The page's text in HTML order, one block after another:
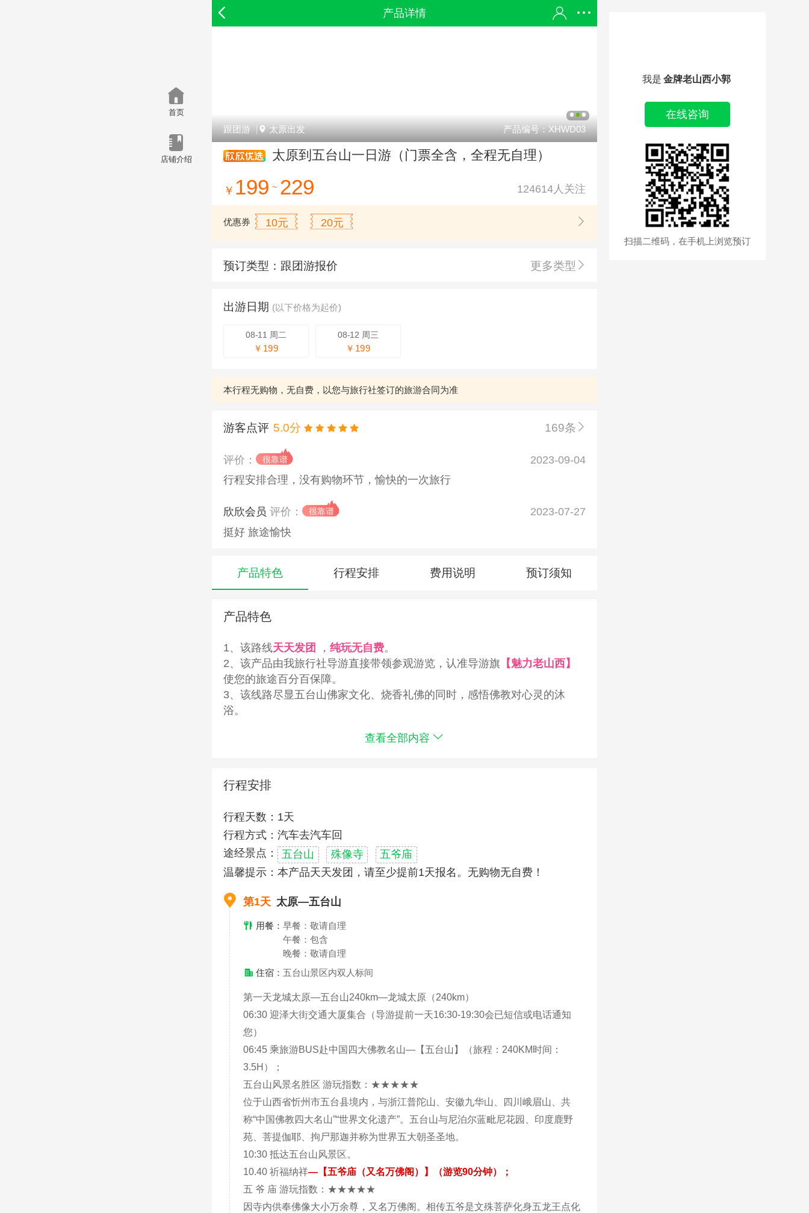
首页
店铺介绍
我是 金牌老山西小郭
在线咨询
扫描二维码，在手机上浏览预订
产品详情
产品编号：XHWD03
跟团游 太原出发
太原到五台山一日游（门票全含，全程无自理）
124614人关注
￥ 199 ~ 229
优惠券 10元 20元
预订类型： 跟团游报价 更多类型
出游日期 (以下价格为起价)
08-11 周二
￥199
08-12 周三
￥199
本行程无购物，无自费，以您与旅行社签订的旅游合同为准
169条
游客点评 5.0分
评价：
2023-09-04
行程安排合理，没有购物环节，愉快的一次旅行
欣欣会员 评价：
2023-07-27
挺好 旅途愉快
产品特色 行程安排 费用说明 预订须知
产品特色
1、该路线天天发团 ，纯玩无自费。
2、该产品由我旅行社导游直接带领参观游览，认准导游旗 【魅力老山西】
使您的旅途百分百保障。
3、该线路尽显五台山佛家文化、烧香礼佛的同时，感悟佛教对心灵的沐
浴。
查看全部内容
行程安排
行程天数：1天
行程方式：汽车去汽车回
途经景点： 五台山 殊像寺
五爷庙
温馨提示：本产品天天发团，请至少提前1天报名。无购物无自费！
第1天 太原—五台山
用餐： 早餐：敬请自理
午餐：包含
晚餐：敬请自理
住宿： 五台山景区内双人标间
第一天龙城太原—五台山240km—龙城太原（240km）
06:30 迎泽大街交通大厦集合（导游提前一天16:30-19:30会已短信或电话通知
您）
06:45 乘旅游BUS赴中国四大佛教名山—【五台山】（旅程：240KM时间：
3.5H）；
五台山风景名胜区 游玩指数：★★★★★
位于山西省忻州市五台县境内，与浙江普陀山、安徽九华山、四川峨眉山、共
称“中国佛教四大名山”“世界文化遗产”。五台山与尼泊尔蓝毗尼花园、印度鹿野
苑、菩提伽耶、拘尸那迦并称为世界五大朝圣圣地。
10:30 抵达五台山风景区。
10.40 祈福纳祥—【五爷庙（又名万佛阁）】（游览90分钟）；
五 爷 庙 游玩指数：★★★★★
因寺内供奉佛像大小万余尊，又名万佛阁。相传五爷是文殊菩萨化身五龙王点化